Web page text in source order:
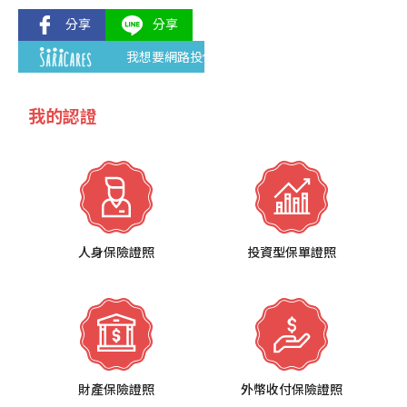
我想要網路投保
我的認證
人身保險證照 投資型保單證照
財產保險證照 外幣收付保險證照